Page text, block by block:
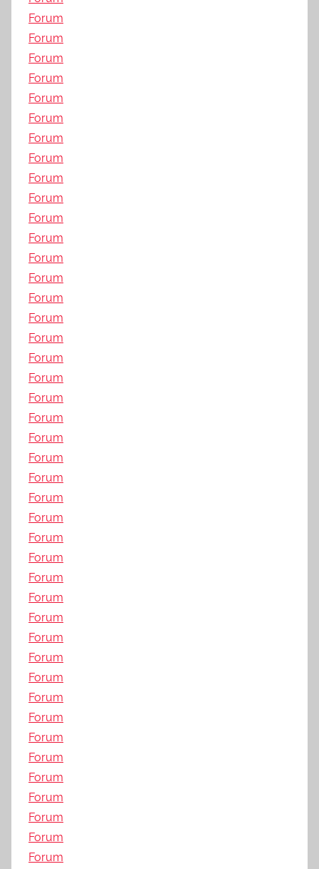
Forum
Forum
Forum
Forum
Forum
Forum
Forum
Forum
Forum
Forum
Forum
Forum
Forum
Forum
Forum
Forum
Forum
Forum
Forum
Forum
Forum
Forum
Forum
Forum
Forum
Forum
Forum
Forum
Forum
Forum
Forum
Forum
Forum
Forum
Forum
Forum
Forum
Forum
Forum
Forum
Forum
Forum
Forum